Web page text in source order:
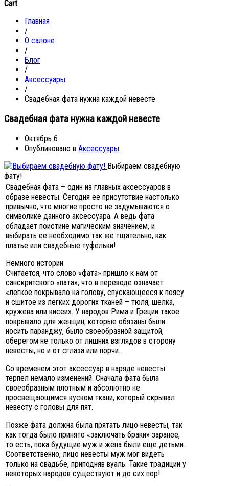
Cart
Главная
/
О салоне
/
Блог
/
Аксессуары
/
Свадебная фата нужна каждой невесте
Свадебная фата нужна каждой невесте
Октябрь 6
Опубликовано в Аксессуары
Выбираем свадебную
фату!
Свадебная фата – один из главных аксессуаров в
образе невесты. Сегодня ее присутствие настолько
привычно, что многие просто не задумываются о
символике данного аксессуара. А ведь фата
обладает поистине магическим значением, и
выбирать ее необходимо так же тщательно, как
платье или свадебные туфельки!
Немного истории
Считается, что слово «фата» пришло к нам от
санскритского «пата», что в переводе означает
«легкое покрывало на голову, спускающееся к поясу
и сшитое из легких дорогих тканей – тюля, шелка,
кружева или кисеи». У народов Рима и Греции такое
покрывало для женщин, которые обязаны были
носить паранджу, было своеобразной защитой,
оберегом не только от лишних взглядов в сторону
невесты, но и от сглаза или порчи.
Со временем этот аксессуар в наряде невесты
терпел немало изменений. Сначала фата была
своеобразным плотным и абсолютно не
просвещающимся куском ткани, который скрывал
невесту с головы для пят.
Позже фата должна была прятать лицо невесты, так
как тогда было принято «заключать браки» заранее,
то есть, пока будущие муж и жена были еще детьми.
Соответственно, лицо невесты муж мог видеть
только на свадьбе, приподняв вуаль. Такие традиции у
некоторых народов существуют и до сих пор!